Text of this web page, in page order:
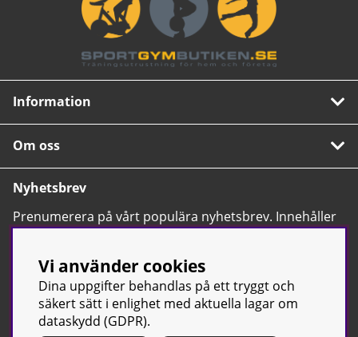
Information
Om oss
Nyhetsbrev
Prenumerera på vårt populära nyhetsbrev. Innehåller
tips, nyheter och våra allra bästa erbjudanden.
Vi använder cookies
Dina uppgifter behandlas på ett tryggt och
säkert sätt i enlighet med aktuella lagar om
dataskydd (GDPR).